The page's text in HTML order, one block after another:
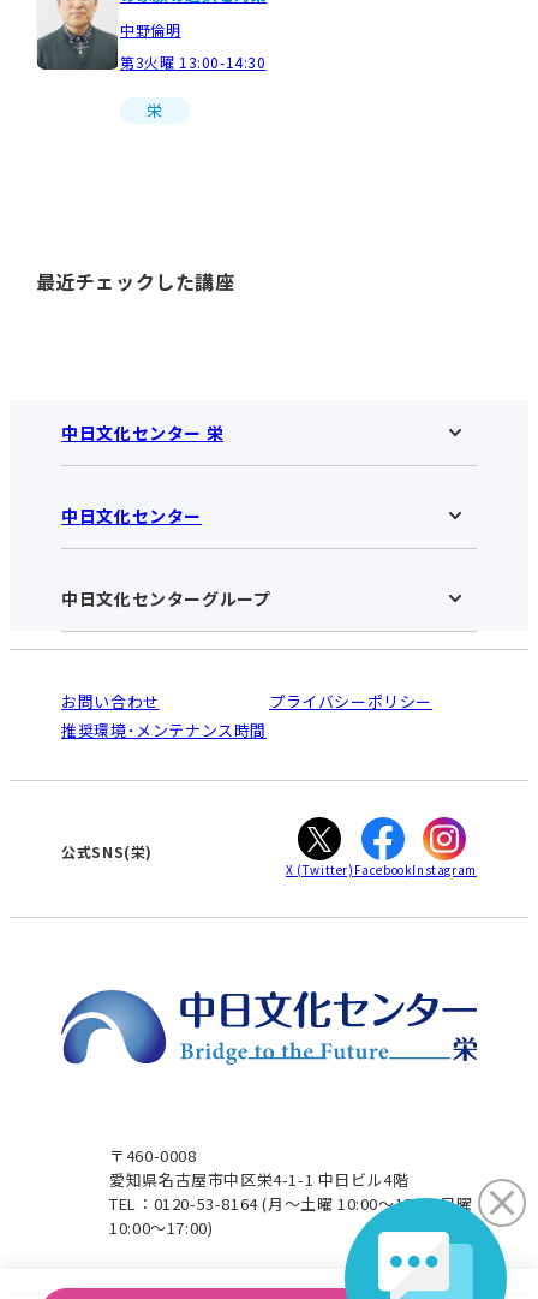
中野倫明
第3火曜 13:00-14:30
栄
最近チェックした講座
中日文化センター 栄
中日文化センター 栄HOME
お知らせ
アクセス･営業時間
お申し込みの流れ
入会と受講のご案内
中日文化センター
中日文化センターHOME
中日文化センターとは
受講規約・会員特典
ご利用ガイド
オンライン講座受講の手順
WEBサイトのよくある質問
中日文化センターグループ
南大高
犬山
高蔵寺
大垣
津
お問い合わせ
プライバシーポリシー
推奨環境･メンテナンス時間
〒460-0008
愛知県名古屋市中区栄4-1-1 中日ビル4階
TEL：0120-53-8164(月～土曜 10:00～19:00 日曜
10:00～17:00)
公式SNS(栄)
X (Twitter) FacebookInstagram